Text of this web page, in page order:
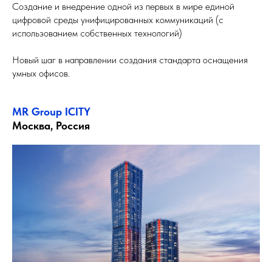
Создание и внедрение одной из первых в мире единой
цифровой среды унифицированных коммуникаций (с
использованием собственных технологий)
Новый шаг в направлении создания стандарта оснащения
умных офисов.
MR Group ICITY
Москва, Россия